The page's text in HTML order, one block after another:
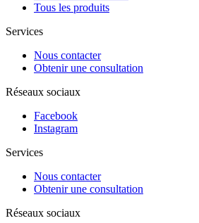
Tous les produits
Services
Nous contacter
Obtenir une consultation
Réseaux sociaux
Facebook
Instagram
Services
Nous contacter
Obtenir une consultation
Réseaux sociaux